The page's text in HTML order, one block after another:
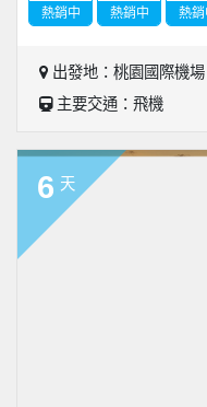
熱銷中
熱銷中
熱銷
出發地：桃園國際機場
主要交通：飛機
6 天